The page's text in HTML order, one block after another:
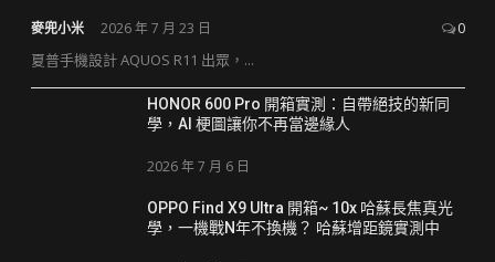
麥兜小米 2026 年 7 月 23 日 0
夏普手機設計 AQUOS R11 出眾，...
HONOR 600 Pro 開箱實測：自帶絕技的新同
學，AI 梗圖讓你不再當邊緣人
2026 年 7 月 6 日
OPPO Find X9 Ultra 開箱~ 10x 哈蘇長焦真光
學，一機戰N年不換機？ 哈蘇增距鏡實測中